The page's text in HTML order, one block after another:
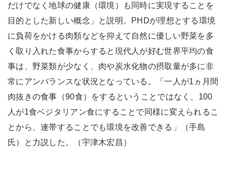
だけでなく地球の健康（環境）も同時に実現することを
目的とした新しい概念」と説明。PHDが理想とする環境
に負荷をかける肉類などを抑えて自然に優しい野菜を多
く取り入れた食事からすると現代人が好む世界平均の食
事は、野菜類が少なく、肉や炭水化物の摂取量が多に非
常にアンバランスな状況となっている。「一人が1ヵ月間
肉抜きの食事（90食）をするということではなく、100
人が1食ベジタリアン食にすることで同様に変えられるこ
とから、連帯することでも環境を改善できる」（手島
氏）と力説した。（宇津木宏昌）